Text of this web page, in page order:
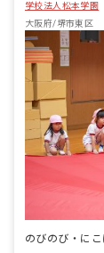
学校法人松本学園
大阪府/堺市東区